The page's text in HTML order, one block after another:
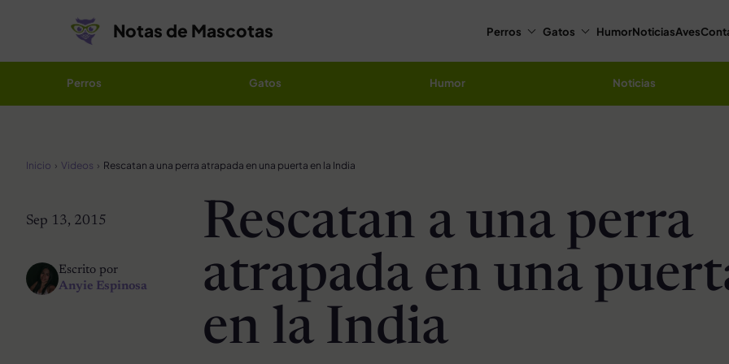
Notas de Mascotas Perros Gatos HumorNoticiasAves
Perros Gatos Humor Noticias
Inicio Videos Rescatan a una perra atrapada en una puerta en la India
Sep 13, 2015
Escrito por
Anyie Espinosa
Rescatan a una perra
atrapada en una
en la India